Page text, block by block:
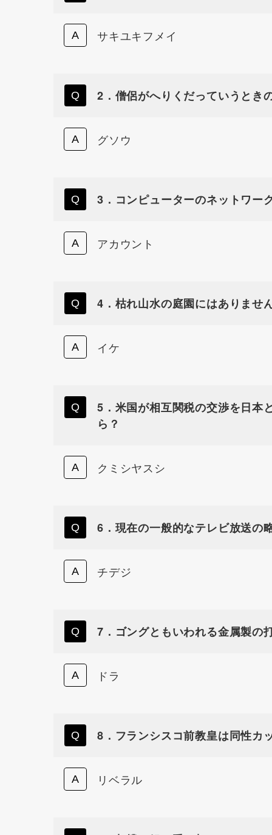
サキユキフメイ
2．僧侶がへりくだっていうとき
グソウ
3．コンピューターのネットワー
アカウント
4．枯れ山水の庭園にはありませ
イケ
5．米国が相互関税の交渉を日本
ら？
クミシヤスシ
6．現在の一般的なテレビ放送の
チデジ
7．ゴングともいわれる金属製の
ドラ
8．フランシスコ前教皇は同性カ
リベラル